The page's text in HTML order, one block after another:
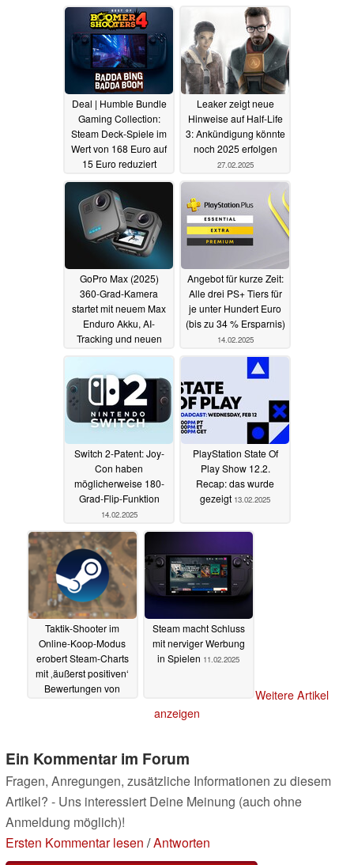
08.03.2026
Deal | Humble Bundle
Gaming Collection:
Steam Deck-Spiele im
Wert von 168 Euro auf
15 Euro reduziert
07.04.2025
Leaker zeigt neue
Hinweise auf Half-Life
3: Ankündigung könnte
noch 2025 erfolgen
27.02.2025
GoPro Max (2025)
360-Grad-Kamera
startet mit neuem Max
Enduro Akku, AI-
Tracking und neuen
19.02.2025
Angebot für kurze Zeit:
Alle drei PS+ Tiers für
je unter Hundert Euro
(bis zu 34 % Ersparnis)
14.02.2025
Switch 2-Patent: Joy-
Con haben
möglicherweise 180-
Grad-Flip-Funktion
14.02.2025
PlayStation State Of
Play Show 12.2.
Recap: das wurde
gezeigt 13.02.2025
Taktik-Shooter im
Online-Koop-Modus
erobert Steam-Charts
mit ‚äußerst positiven‘
Bewertungen von
Steam macht Schluss
mit nerviger Werbung
in Spielen 11.02.2025
Weitere Artikel
anzeigen
Ein Kommentar im Forum
Fragen, Anregungen, zusätzliche Informationen zu diesem
Artikel? - Uns interessiert Deine Meinung (auch ohne
Anmeldung möglich)!
Ersten Kommentar lesen /Antworten